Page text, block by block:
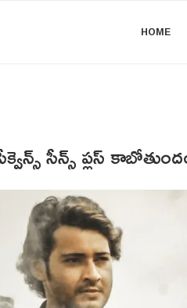
HOME
సీన్స్ ప్లస్